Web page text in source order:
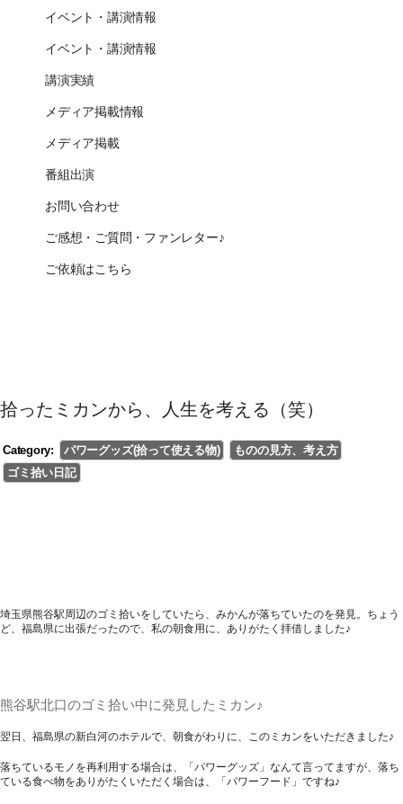
イベント・講演情報
イベント・講演情報
講演実績
メディア掲載情報
メディア掲載
番組出演
お問い合わせ
ご感想・ご質問・ファンレター♪
ご依頼はこちら
拾ったミカンから、人生を考える（笑）
Category: パワーグッズ(拾って使える物)
ものの見方、考え方
ゴミ拾い日記
埼玉県熊谷駅周辺のゴミ拾いをしていたら、みかんが落ちていたのを発見。ちょう
ど、福島県に出張だったので、私の朝食用に、ありがたく拝借しました♪
熊谷駅北口のゴミ拾い中に発見したミカン♪
翌日、福島県の新白河のホテルで、朝食がわりに、このミカンをいただきました♪
落ちているモノを再利用する場合は、「パワーグッズ」なんて言ってますが、落ち
ている食べ物をありがたくいただく場合は、「パワーフード」ですね♪